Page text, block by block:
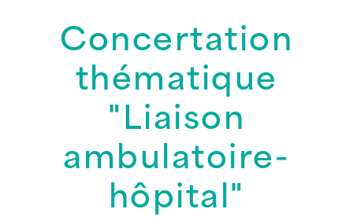
Concertation
thématique
"Liaison
ambulatoire-
hôpital"